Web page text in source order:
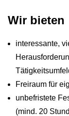
Wir bieten
interessante,
Freiraum für
unbefristete
(mind. 20